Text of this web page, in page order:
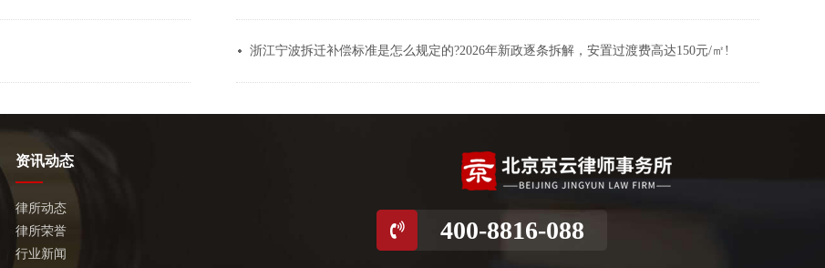
浙江宁波拆迁补偿标准是怎么规定的?2026年新政逐条拆解，安置过渡费高达150元/㎡!
资讯动态
律所动态
律所荣誉
行业新闻
400-8816-088